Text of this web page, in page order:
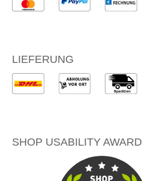
LIEFERUNG
SHOP USABILITY AWARD